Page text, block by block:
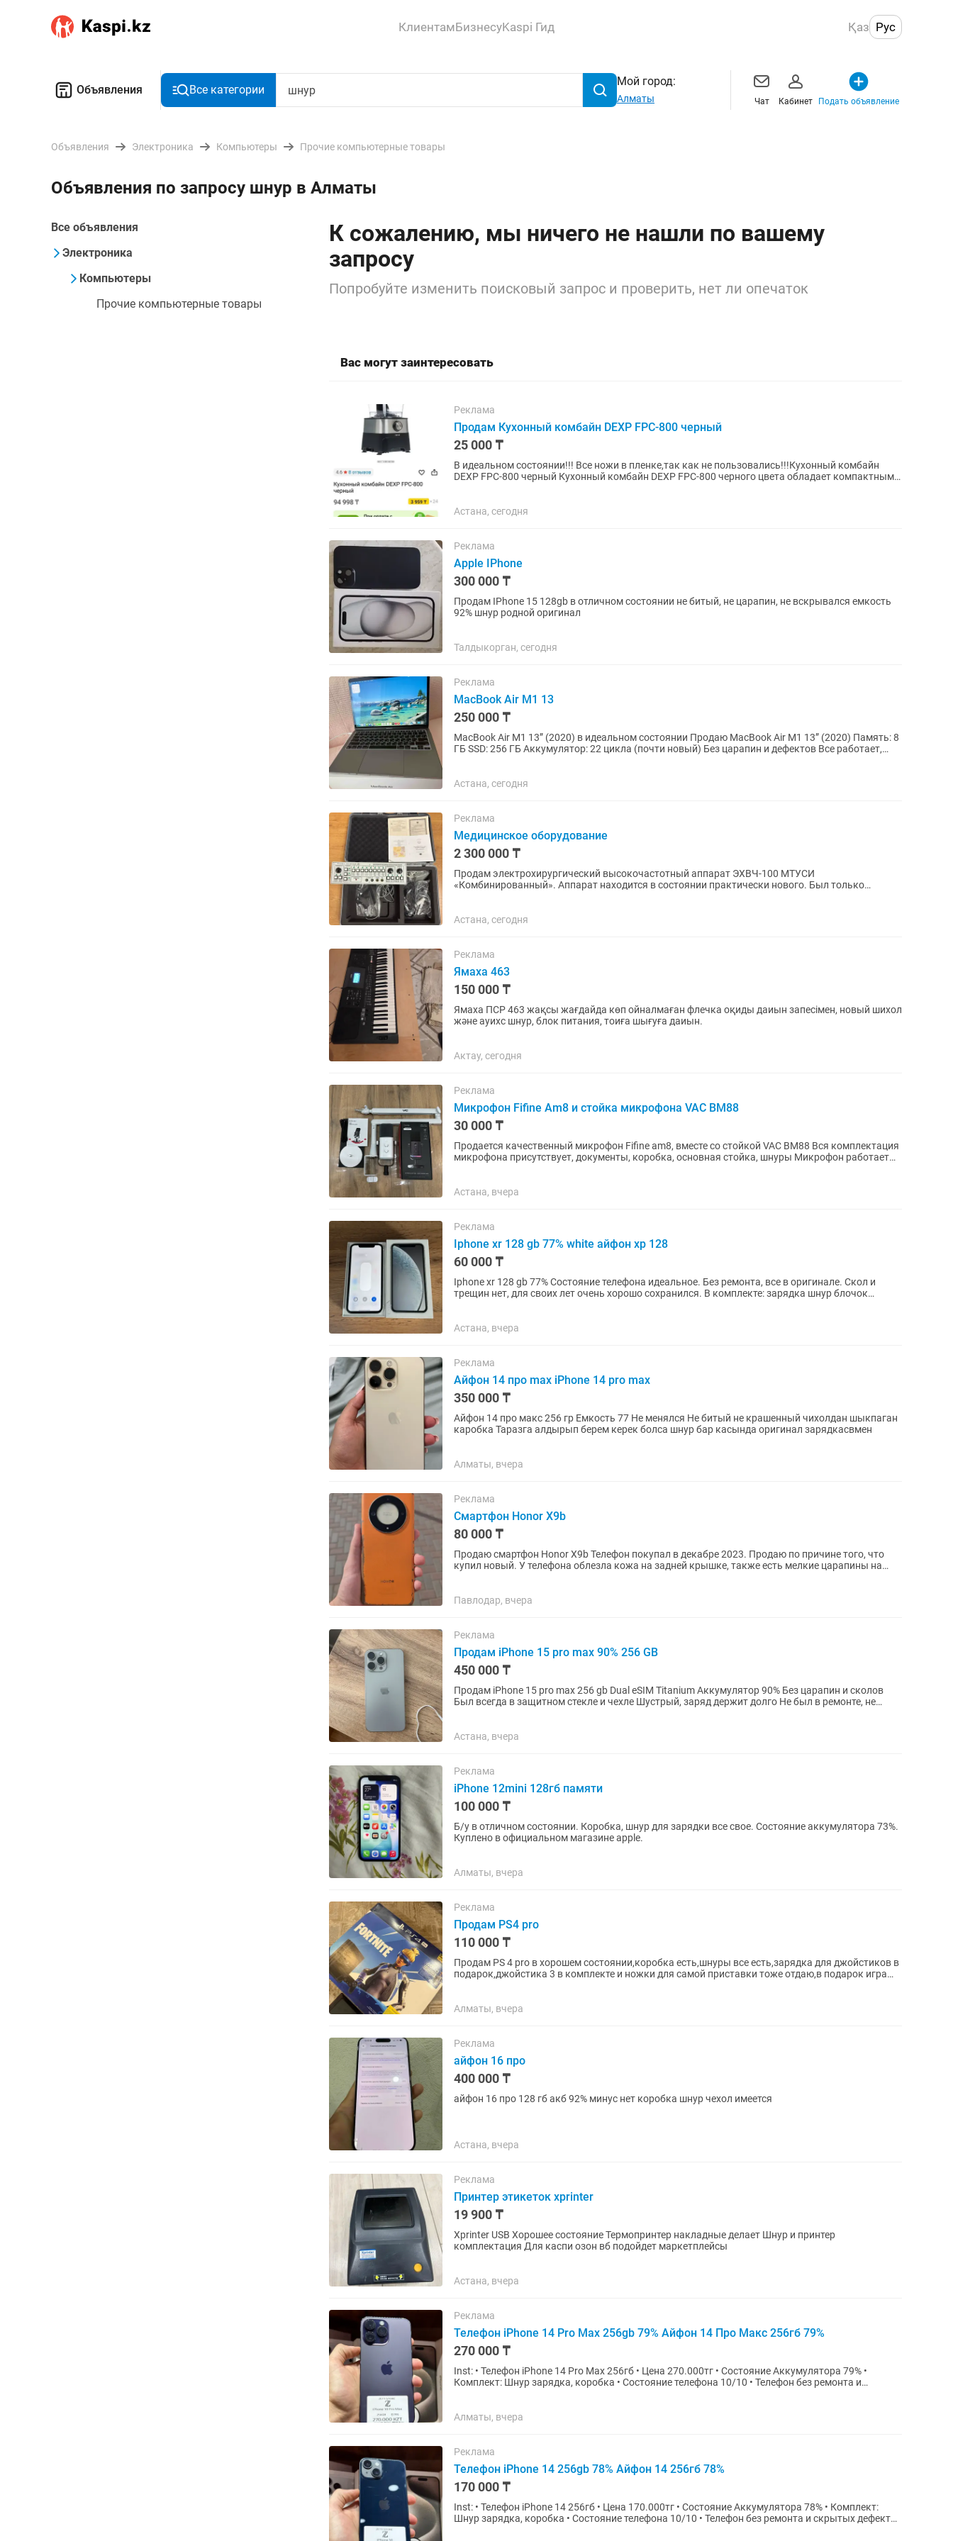
КлиентамБизнесуKaspi Гид Қаз Рус
Объявления Все категории
Мой город:
Алматы Чат Кабинет Подать объявление
Объявления Электроника Компьютеры Прочие компьютерные товары
Объявления по запросу шнур в Алматы
Все объявления
Электроника
Компьютеры
Прочие компьютерные товары
К сожалению, мы ничего не нашли по вашему
запросу
Попробуйте изменить поисковый запрос и проверить, нет ли опечаток
Вас могут заинтересовать
Реклама
Продам Кухонный комбайн DEXP FPC-800 черный
25 000 ₸
В идеальном состоянии!!! Все ножи в пленке,так как не пользовались!!!Кухонный комбайн
DEXP FPC-800 черный Кухонный комбайн DEXP FPC-800 черного цвета обладает компактными
Астана, сегодня
Реклама
Apple IPhone
300 000 ₸
Продам IPhone 15 128gb в отличном состоянии не битый, не царапин, не вскрывался емкость
92% шнур родной оригинал
Талдыкорган, сегодня
Реклама
MacBook Air M1 13
250 000 ₸
MacBook Air M1 13” (2020) в идеальном состоянии Продаю MacBook Air M1 13” (2020) Память: 8
ГБ SSD: 256 ГБ Аккумулятор: 22 цикла (почти новый) Без царапин и дефектов Все работает,
Астана, сегодня
Реклама
Медицинское оборудование
2 300 000 ₸
Продам электрохирургический высокочастотный аппарат ЭХВЧ-100 МТУСИ
«Комбинированный». Аппарат находится в состоянии практически нового. Был только
Астана, сегодня
Реклама
Ямаха 463
150 000 ₸
Ямаха ПСР 463 жақсы жағдайда көп ойналмаған флечка оқиды даиын запесімен, новый шихол
және ауихс шнур, блок питания, тоиға шығуға даиын.
Актау, сегодня
Реклама
Микрофон Fifine Am8 и стойка микрофона VAC BM88
30 000 ₸
Продается качественный микрофон Fifine am8, вместе со стойкой VAC BM88 Вся комплектация
микрофона присутствует, документы, коробка, основная стойка, шнуры Микрофон работает
Астана, вчера
Реклама
Iphone xr 128 gb 77% white айфон хр 128
60 000 ₸
Iphone xr 128 gb 77% Состояние телефона идеальное. Без ремонта, все в оригинале. Скол и
трещин нет, для своих лет очень хорошо сохранился. В комплекте: зарядка шнур блочок
Астана, вчера
Реклама
Айфон 14 про max iPhone 14 pro max
350 000 ₸
Айфон 14 про макс 256 гр Емкость 77 Не менялся Не битый не крашенный чихолдан шыкпаган
каробка Таразга алдырып берем керек болса шнур бар касында оригинал зарядкасвмен
Алматы, вчера
Реклама
Смартфон Honor X9b
80 000 ₸
Продаю смартфон Honor X9b Телефон покупал в декабре 2023. Продаю по причине того, что
купил новый. У телефона облезла кожа на задней крышке, также есть мелкие царапины на
Павлодар, вчера
Реклама
Продам iPhone 15 pro max 90% 256 GB
450 000 ₸
Продам iPhone 15 pro max 256 gb Dual eSIM Titanium Аккумулятор 90% Без царапин и сколов
Был всегда в защитном стекле и чехле Шустрый, заряд держит долго Не был в ремонте, не
Астана, вчера
Реклама
iPhone 12mini 128гб памяти
100 000 ₸
Б/у в отличном состоянии. Коробка, шнур для зарядки все свое. Состояние аккумулятора 73%.
Куплено в официальном магазине apple.
Алматы, вчера
Реклама
Продам PS4 pro
110 000 ₸
Продам PS 4 pro в хорошем состоянии,коробка есть,шнуры все есть,зарядка для джойстиков в
подарок,джойстика 3 в комплекте и ножки для самой приставки тоже отдаю,в подарок игра
Алматы, вчера
Реклама
айфон 16 про
400 000 ₸
айфон 16 про 128 гб акб 92% минус нет коробка шнур чехол имеется
Астана, вчера
Реклама
Принтер этикеток xprinter
19 900 ₸
Xprinter USB Хорошее состояние Термопринтер накладные делает Шнур и принтер
комплектация Для каспи озон вб подойдет маркетплейсы
Астана, вчера
Реклама
Телефон iPhone 14 Pro Max 256gb 79% Айфон 14 Про Макс 256гб 79%
270 000 ₸
Inst: • Телефон iPhone 14 Pro Мах 256гб • Цена 270.000тг • Состояние Аккумулятора 79% •
Комплект: Шнур зарядка, коробка • Состояние телефона 10/10 • Телефон без ремонта и
Алматы, вчера
Реклама
Телефон iPhone 14 256gb 78% Айфон 14 256гб 78%
170 000 ₸
Inst: • Телефон iPhone 14 256гб • Цена 170.000тг • Состояние Аккумулятора 78% • Комплект:
Шнур зарядка, коробка • Состояние телефона 10/10 • Телефон без ремонта и скрытых дефектов